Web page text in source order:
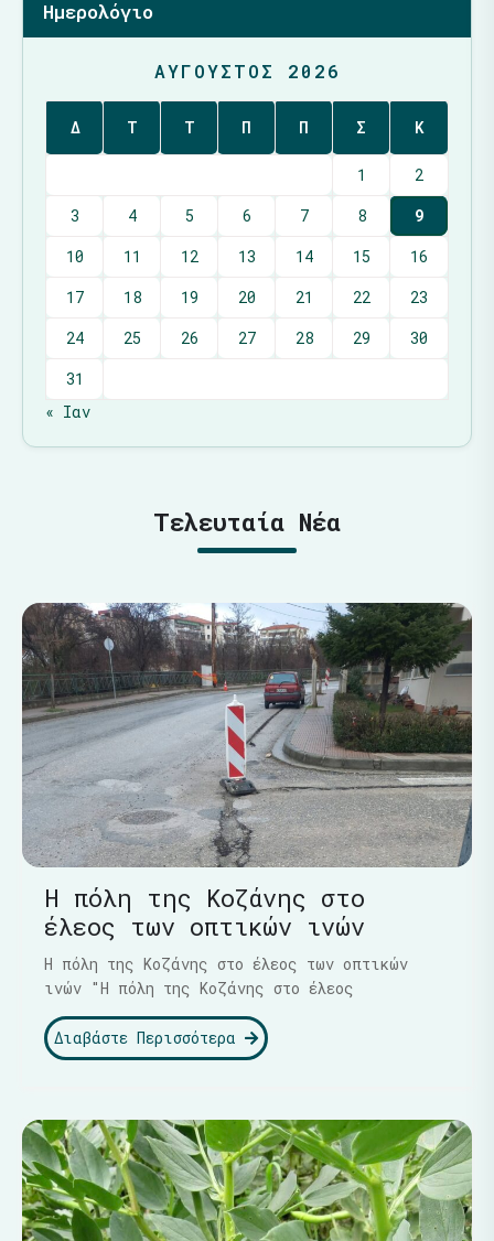
Ημερολόγιο
ΑΎΓΟΥΣΤΟΣ 2026
Δ Τ Τ Π Π Σ Κ
1
2
3
4 5 6 7 8
9
10
11 12 13 14 15
16
17
18 19 20 21 22
23
24
25 26 27 28 29
30
31
« Ιαν
Τελευταία Νέα
Η πόλη της Κοζάνης στο
έλεος των οπτικών ινών
Η πόλη της Κοζάνης στο έλεος των οπτικών
ινών "Η πόλη της Κοζάνης στο έλεος
Διαβάστε Περισσότερα